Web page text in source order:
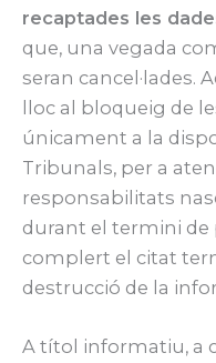
recaptades les
que, una vegada
seran cancel·lades.
lloc al bloqueig de
únicament a la
Tribunals, per a
responsabilitats
durant el termini de
complert el citat
destrucció de la
A títol informatiu, a